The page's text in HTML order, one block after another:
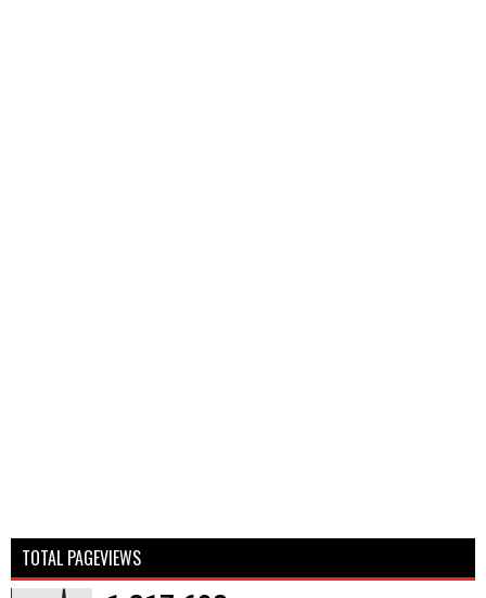
TOTAL PAGEVIEWS